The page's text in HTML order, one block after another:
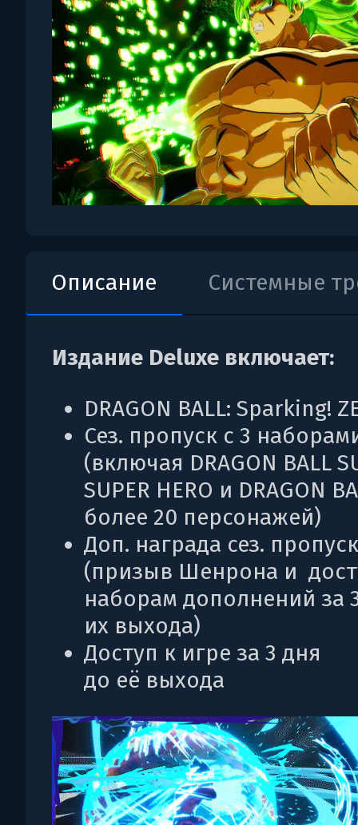
Описание Системные
Издание Deluxe включает:
DRAGON BALL: Sparking!
Сез. пропуск с 3
(включая DRAGON BALL
SUPER HERO и DRAGON
более 20 персонажей)
Доп. награда сез.
(призыв Шенрона и
наборам дополнений за
их выхода)
Доступ к игре за 3 дня
до её выхода